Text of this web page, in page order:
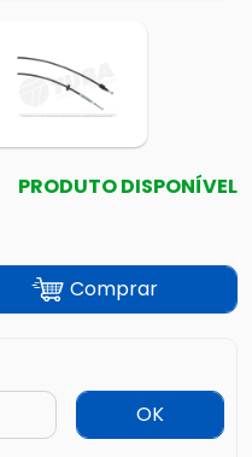
PRODUTO DISPONÍVEL
Comprar
OK